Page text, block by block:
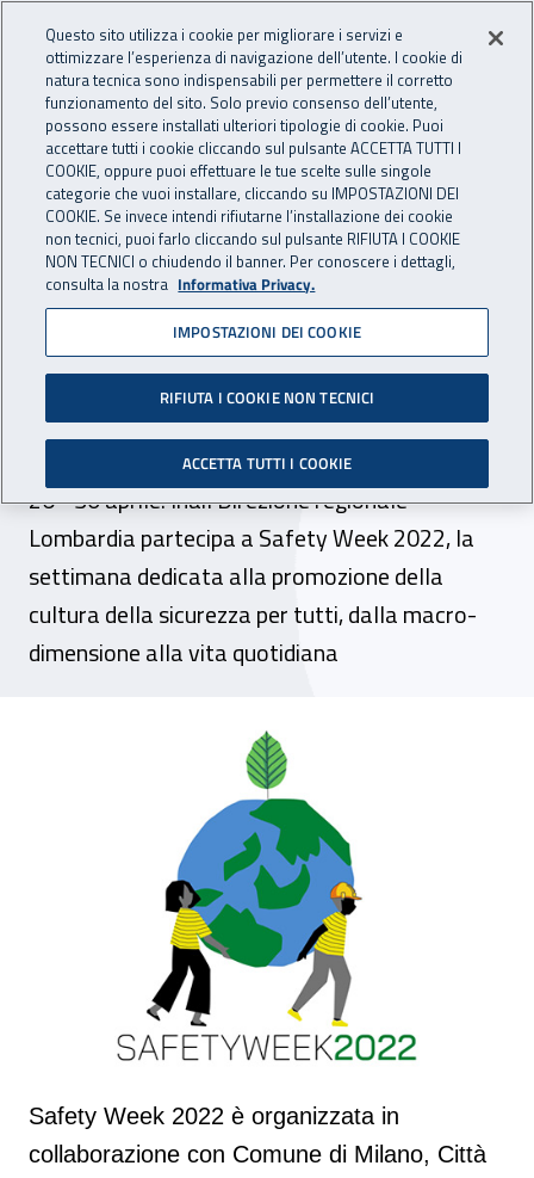
INAIL - Istituto Nazionale
Apri cerca
Navigazione principale
Navigazione - Ti trovi in:
Home Inail comunica Eventi
dal 26 al 30 aprile 2022
Evento - A Milano la
settimana dedicata alla
Cultura della Sicurezza
26 - 30 aprile. Inail Direzione regionale
Lombardia partecipa a Safety Week 2022, la
settimana dedicata alla promozione della
cultura della sicurezza per tutti, dalla macro-
dimensione alla vita quotidiana
Evento - A Milano la settimana dedicata
Safety Week 2022 è organizzata in
collaborazione con Comune di Milano, Città
Questo sito utilizza i cookie per migliorare i servizi e
ottimizzare l’esperienza di navigazione dell’utente. I cookie di
natura tecnica sono indispensabili per permettere il corretto
funzionamento del sito. Solo previo consenso dell’utente,
possono essere installati ulteriori tipologie di cookie. Puoi
accettare tutti i cookie cliccando sul pulsante ACCETTA TUTTI I
COOKIE, oppure puoi effettuare le tue scelte sulle singole
categorie che vuoi installare, cliccando su IMPOSTAZIONI DEI
COOKIE. Se invece intendi rifiutarne l’installazione dei cookie
non tecnici, puoi farlo cliccando sul pulsante RIFIUTA I COOKIE
NON TECNICI o chiudendo il banner. Per conoscere i dettagli,
consulta la nostra Informativa Privacy.
IMPOSTAZIONI DEI COOKIE
RIFIUTA I COOKIE NON TECNICI
ACCETTA TUTTI I COOKIE